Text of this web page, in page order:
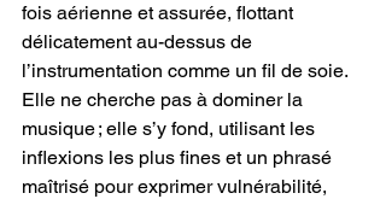
fois aérienne et assurée, flottant
délicatement au-dessus de
l’instrumentation comme un fil de soie.
Elle ne cherche pas à dominer la
musique ; elle s’y fond, utilisant les
inflexions les plus fines et un phrasé
maîtrisé pour exprimer vulnérabilité,